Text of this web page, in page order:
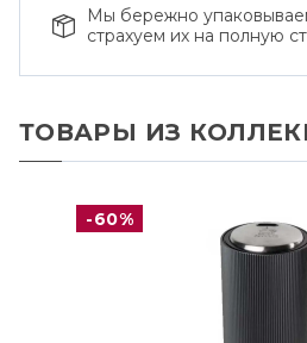
Мы бережно
страхуем их на полную
ТОВАРЫ ИЗ
-60%